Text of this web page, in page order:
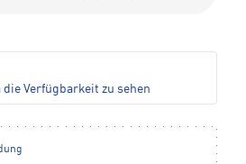
die Verfügbarkeit zu sehen